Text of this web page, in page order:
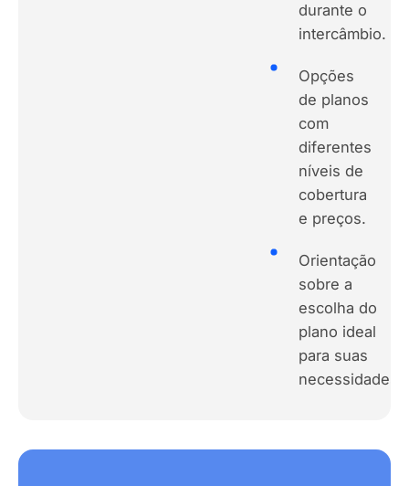
durante o
intercâmbio.
Opções
de planos
com
diferentes
níveis de
cobertura
e preços.
Orientação
sobre a
escolha do
plano ideal
para suas
necessidades.